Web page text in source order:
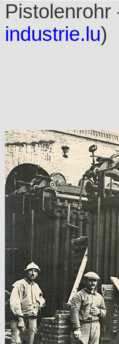
industrie.lu)